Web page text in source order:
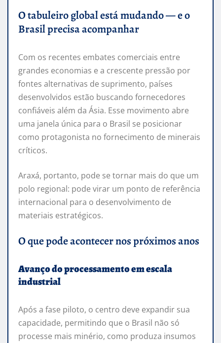
O tabuleiro global está mudando — e o
Brasil precisa acompanhar
Com os recentes embates comerciais entre
grandes economias e a crescente pressão por
fontes alternativas de suprimento, países
desenvolvidos estão buscando fornecedores
confiáveis além da Ásia. Esse movimento abre
uma janela única para o Brasil se posicionar
como protagonista no fornecimento de minerais
críticos.
Araxá, portanto, pode se tornar mais do que um
polo regional: pode virar um ponto de referência
internacional para o desenvolvimento de
materiais estratégicos.
O que pode acontecer nos próximos anos
Avanço do processamento em escala
industrial
Após a fase piloto, o centro deve expandir sua
capacidade, permitindo que o Brasil não só
processe mais minério, como produza insumos